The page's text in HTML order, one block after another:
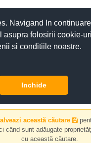
Navigand In
asupra folosirii cookie-
si conditiile noastre.
Inchide
vanzare in zona
această căutare
când sunt adăugate
cu această căutare.